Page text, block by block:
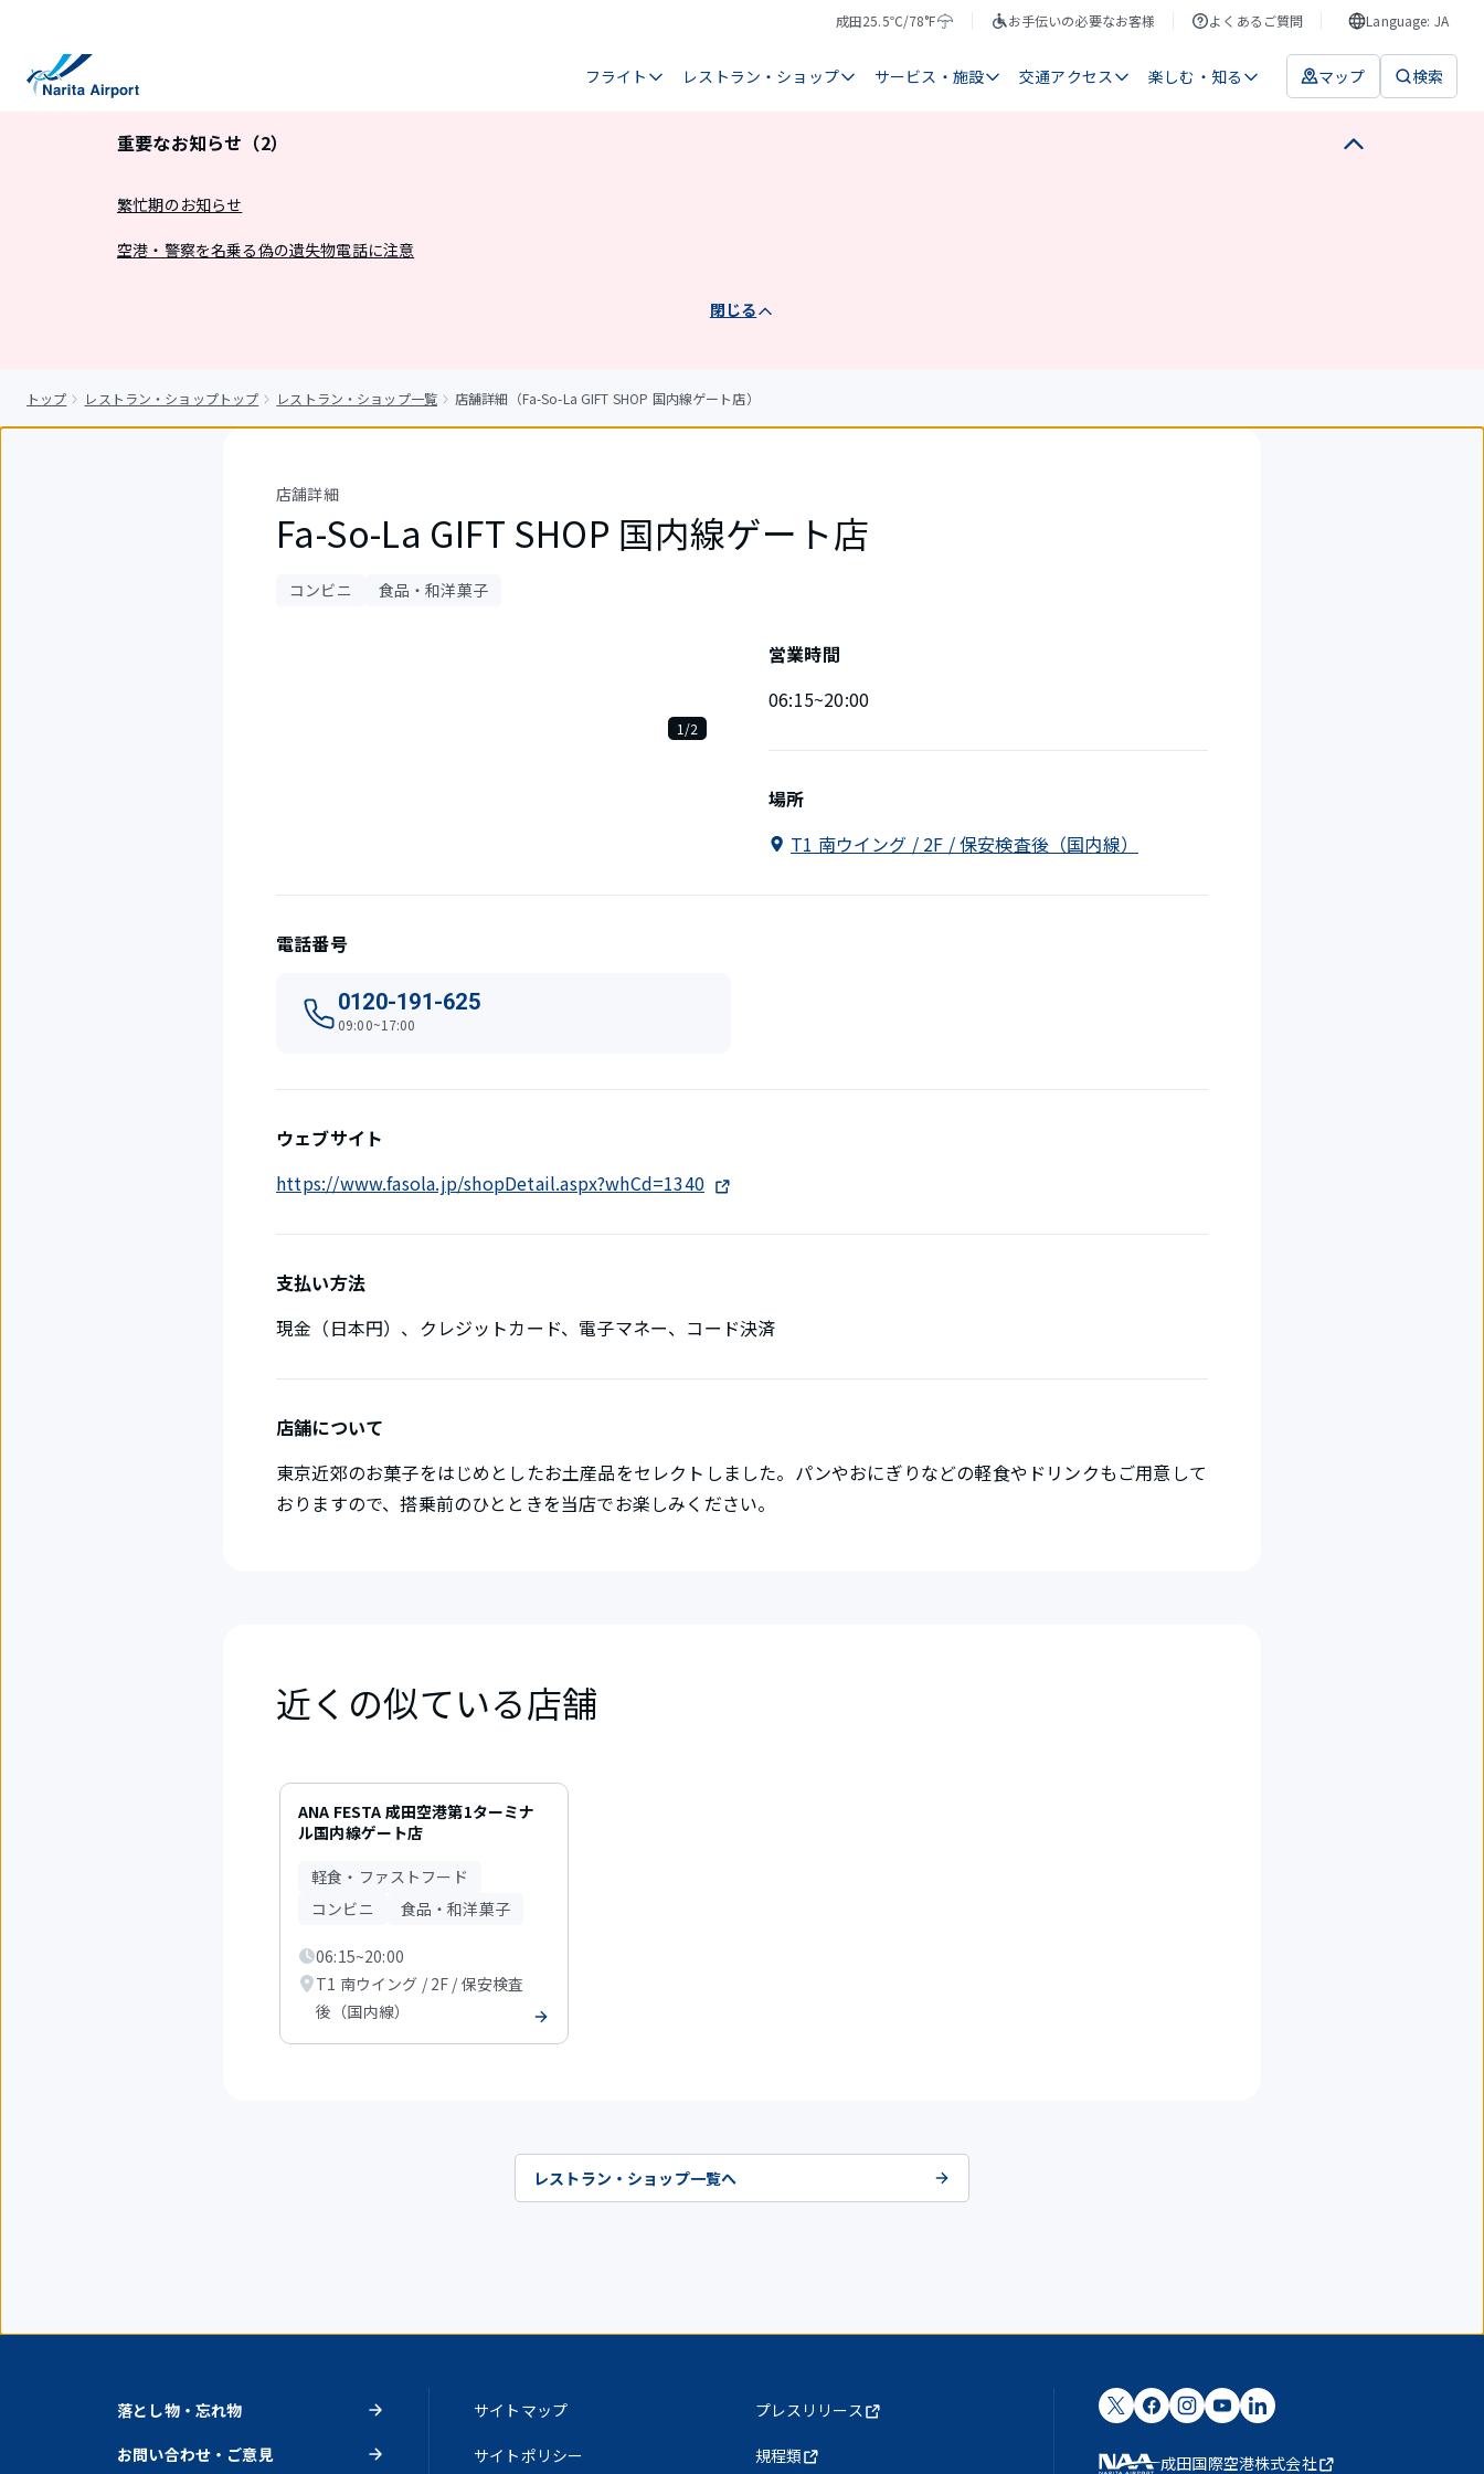
成田
気
25.5℃/78°F
天
お手伝いの必要なお客様 よくあるご質問 Language: JA
フライト レストラン・ショップ サービス・施設 交通アクセス 楽しむ・知る マップ 検索
重要なお知らせ（2）
繁忙期のお知らせ
空港・警察を名乗る偽の遺失物電話に注意
閉じる
トップ レストラン・ショップトップ レストラン・ショップ一覧 店舗詳細（Fa-So-La GIFT SHOP 国内線ゲート店）
店舗詳細
Fa-So-La GIFT SHOP 国内線ゲート店
コンビニ 食品・和洋菓子
表
中
1/2
営業時間
06:15~20:00
場所
T1 南ウイング / 2F / 保安検査後（国内線）
電話番号
0120-191-625
09:00~17:00
ウェブサイト
https://www.fasola.jp/shopDetail.aspx?whCd=1340
支払い方法
現金（日本円）、クレジットカード、電子マネー、コード決済
店舗について
東京近郊のお菓子をはじめとしたお土産品をセレクトしました。パンやおにぎりなどの軽食やドリンクもご用意して
おりますので、搭乗前のひとときを当店でお楽しみください。
近くの似ている店舗
1
ANA FESTA 成田空港第1ターミナ
ル国内線ゲート店
軽食・ファストフード
コンビニ
食品・和洋菓子
06:15~20:00
T1 南ウイング / 2F / 保安検査
後（国内線）
レストラン・ショップ一覧へ
落とし物・忘れ物
お問い合わせ・ご意見
サイトマップ
サイトポリシー
プレスリリース
規程類 成田国際空港株式会社